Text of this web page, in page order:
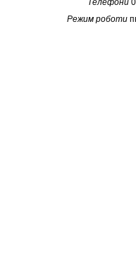
Телефони
Режим роботи